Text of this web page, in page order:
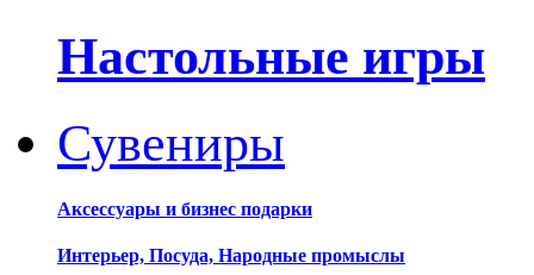
Настольные игры
Сувениры
Аксессуары и бизнес подарки
Интерьер, Посуда, Народные промыслы